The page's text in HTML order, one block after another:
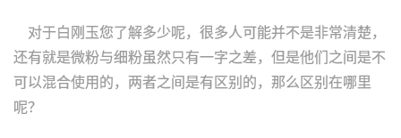
对于白刚玉您了解多少呢，很多人可能并不是非常清楚，
还有就是微粉与细粉虽然只有一字之差，但是他们之间是不
可以混合使用的，两者之间是有区别的，那么区别在哪里
呢？